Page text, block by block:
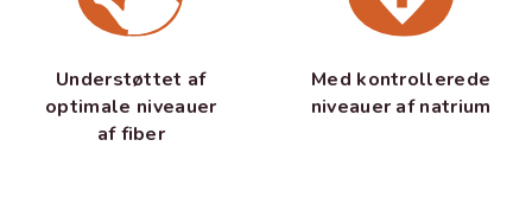
Understøttet af
optimale niveauer
af fiber
Med kontrollerede
niveauer af natrium